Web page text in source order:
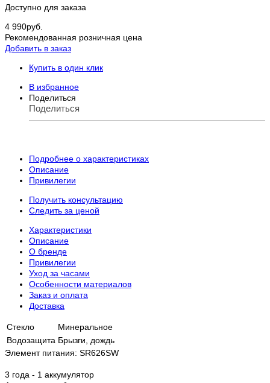
Доступно для заказа
4 990руб.
Рекомендованная розничная цена
Добавить в заказ
Купить в один клик
В избранное
Поделиться
Поделиться
Подробнее о характеристиках
Описание
Привилегии
Получить консультацию
Следить за ценой
Характеристики
Описание
О бренде
Привилегии
Уход за часами
Особенности материалов
Заказ и оплата
Доставка
Стекло
Минеральное
Водозащита Брызги, дождь
Элемент питания: SR626SW
3 года - 1 аккумулятор